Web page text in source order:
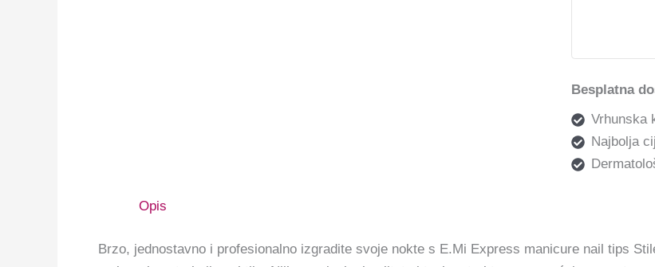
Besplatna
Vrhunska
Najbolja
Opis
Brzo, jednostavno i profesionalno izgradite svoje nokte s E.Mi Express manicure nail tips